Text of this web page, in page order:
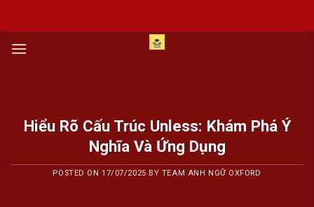
content
Hiểu Rõ Cấu Trúc Unless: Khám Phá Ý
Nghĩa Và Ứng Dụng
POSTED ON17/07/2025 BY TEAM ANH NGỮ OXFORD